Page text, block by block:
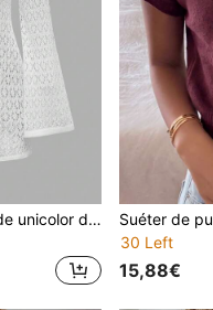
Vestido mini de mujer de unicolor de ganchillo para primavera/verano, vestido de punto transparente con cuello en V, lazo delantero, manga larga y protección solar, estilo bohemio para vacaciones, fiestas, uso casual y diario
30 Left
15,88€